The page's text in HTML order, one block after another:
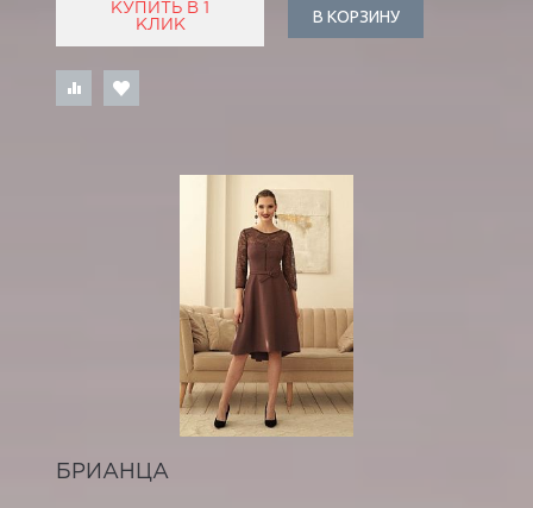
КУПИТЬ В 1
КЛИК
В КОРЗИНУ
БРИАНЦА